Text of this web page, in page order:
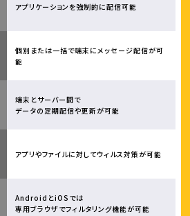
アプリケーションを強制的に配信可能
個別または一括で端末にメッセージ配信が可
能
端末とサーバー間で
データの定期配信や更新が可能
アプリやファイルに対してウィルス対策が可能
AndroidとiOSでは
専用ブラウザでフィルタリング機能が可能